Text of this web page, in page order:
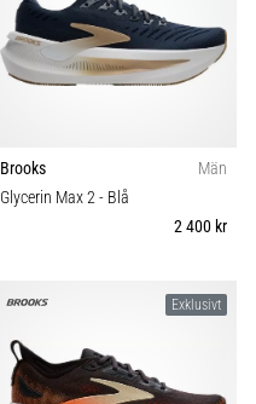
Brooks
Män
Glycerin Max 2- Blå
2 400 kr
Exklusivt